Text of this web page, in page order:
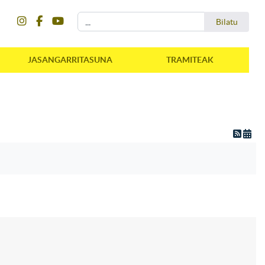
Bilatu
JASANGARRITASUNA TRAMITEAK